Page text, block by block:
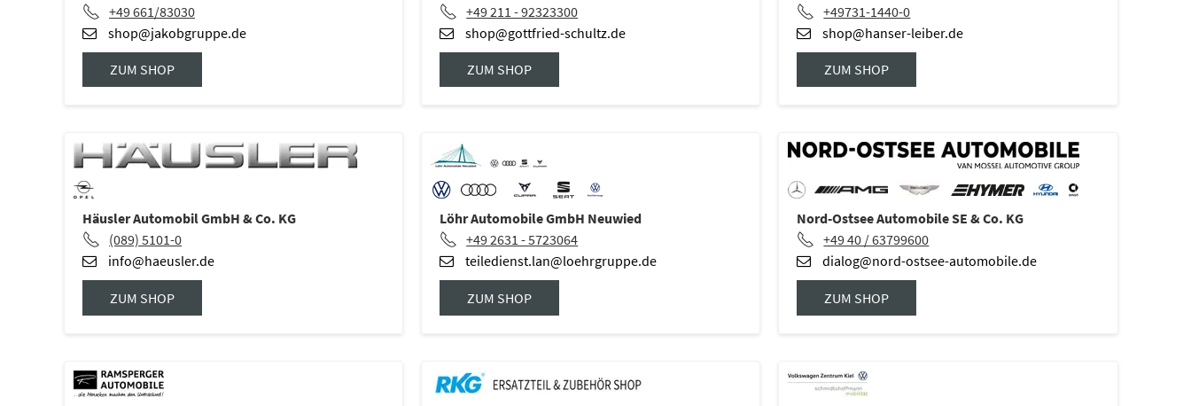
+49 661/83030
shop@jakobgruppe.de
ZUM SHOP
+49 211 - 92323300
shop@gottfried-schultz.de
ZUM SHOP
+49731-1440-0
shop@hanser-leiber.de
ZUM SHOP
Häusler Automobil GmbH & Co. KG
(089) 5101-0
info@haeusler.de
ZUM SHOP
Löhr Automobile GmbH Neuwied
+49 2631 - 5723064
teiledienst.lan@loehrgruppe.de
ZUM SHOP
Nord-Ostsee Automobile SE & Co. KG
+49 40 / 63799600
dialog@nord-ostsee-automobile.de
ZUM SHOP